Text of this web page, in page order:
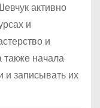
активно
и
и
также начала
и записывать их